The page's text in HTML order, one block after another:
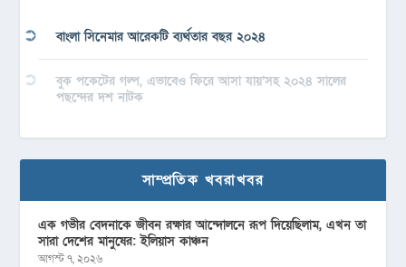
বাংলা সিনেমার আরেকটি ব্যর্থতার বছর ২০২৪
বুক পকেটের গল্প, এভাবেও ফিরে আসা যায়’সহ ২০২৪ সালের
পছন্দের দশ নাটক
সাম্প্রতিক খবরাখবর
এক গভীর বেদনাকে জীবন রক্ষার আন্দোলনে রূপ দিয়েছিলাম, এখন তা
সারা দেশের মানুষের: ইলিয়াস কাঞ্চন
আগস্ট ৭, ২০২৬